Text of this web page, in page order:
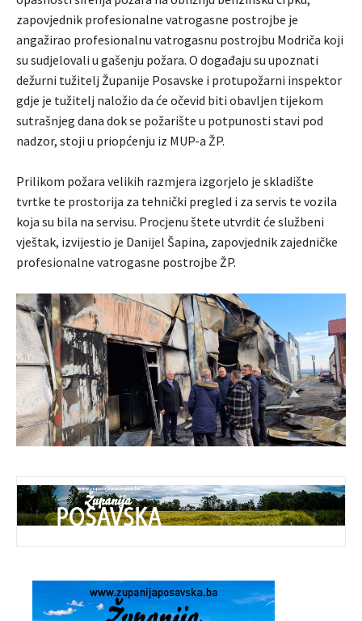
zapovjednik profesionalne vatrogasne postrojbe je
angažirao profesionalnu vatrogasnu postrojbu Modriča koji
su sudjelovali u gašenju požara. O događaju su upoznati
dežurni tužitelj Županije Posavske i protupožarni inspektor
gdje je tužitelj naložio da će očevid biti obavljen tijekom
sutrašnjeg dana dok se požarište u potpunosti stavi pod
nadzor, stoji u priopćenju iz MUP-a ŽP.
Prilikom požara velikih razmjera izgorjelo je skladište
tvrtke te prostorija za tehnički pregled i za servis te vozila
koja su bila na servisu. Procjenu štete utvrdit će službeni
vještak, izvijestio je Danijel Šapina, zapovjednik zajedničke
profesionalne vatrogasne postrojbe ŽP.